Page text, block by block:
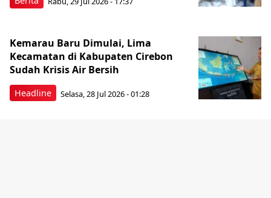
Headline
Kemarau Baru Dimulai, Lima
Kecamatan di Kabupaten Cirebon
Sudah Krisis Air Bersih
Selasa, 28 Jul 2026 - 01:28